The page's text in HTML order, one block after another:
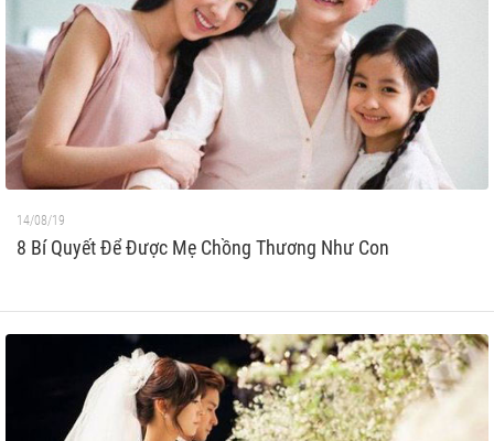
14/08/19
8 Bí Quyết Để Được Mẹ Chồng Thương Như Con